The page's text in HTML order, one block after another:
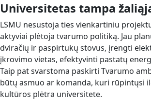
Universitetas tampa
LSMU nesustoja ties vienkartiniu
aktyviai plėtoja tvarumo politiką. Jau
dviračių ir paspirtukų stovus, įrengti
įkrovimo vietas, efektyvinti pastatų
Taip pat svarstoma paskirti Tvarumo
būtų asmuo ar komanda, kuri rūpintųsi
kultūros plėtra universitete.